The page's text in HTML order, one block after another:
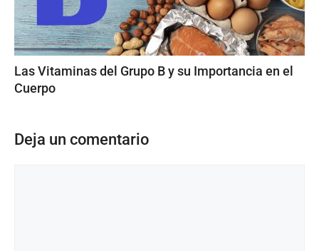
Las Vitaminas del Grupo B y su Importancia en el
Cuerpo
Deja un comentario